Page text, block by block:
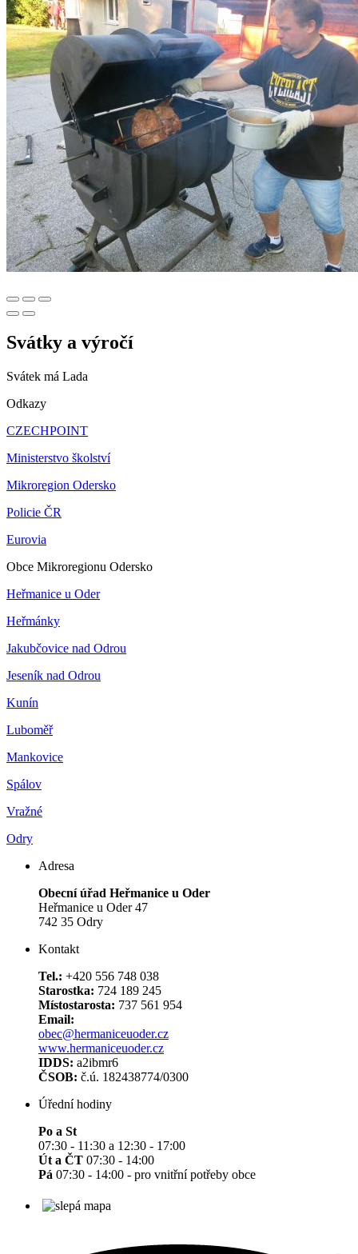
Svátky a výročí
Svátek má Lada
Odkazy
CZECHPOINT
Ministerstvo školství
Mikroregion Odersko
Policie ČR
Eurovia
Obce Mikroregionu Odersko
Heřmanice u Oder
Heřmánky
Jakubčovice nad Odrou
Jeseník nad Odrou
Kunín
Luboměř
Mankovice
Spálov
Vražné
Odry
Adresa
Obecní úřad Heřmanice u Oder
Heřmanice u Oder 47
742 35 Odry
Kontakt
Tel.: +420 556 748 038
Starostka: 724 189 245
Místostarosta: 737 561 954
Email:
obec@hermaniceuoder.cz
www.hermaniceuoder.cz
IDDS: a2ibmr6
ČSOB: č.ú. 182438774/0300
Úřední hodiny
Po a St
07:30 - 11:30 a 12:30 - 17:00
Út a ČT 07:30 - 14:00
Pá 07:30 - 14:00 - pro vnitřní potřeby obce